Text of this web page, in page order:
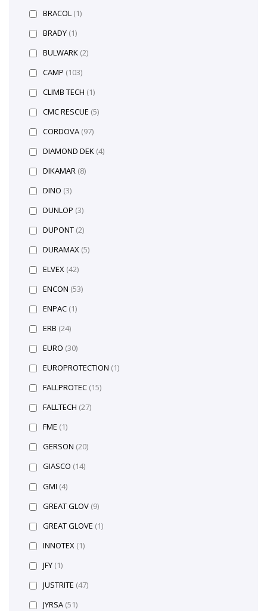
BRACOL (1)
BRADY (1)
BULWARK (2)
CAMP (103)
CLIMB TECH (1)
CMC RESCUE (5)
CORDOVA (97)
DIAMOND DEK (4)
DIKAMAR (8)
DINO (3)
DUNLOP (3)
DUPONT (2)
DURAMAX (5)
ELVEX (42)
ENCON (53)
ENPAC (1)
ERB (24)
EURO (30)
EUROPROTECTION (1)
FALLPROTEC (15)
FALLTECH (27)
FME (1)
GERSON (20)
GIASCO (14)
GMI (4)
GREAT GLOV (9)
GREAT GLOVE (1)
INNOTEX (1)
JFY (1)
JUSTRITE (47)
JYRSA (51)